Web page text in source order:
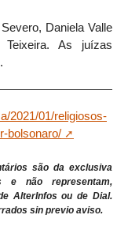
Daniela Valle
As juízas
2021/01/religiosos-
bolsonaro/
são da exclusiva
e não representam,
AlterInfos ou de Dial.
sin previo aviso.